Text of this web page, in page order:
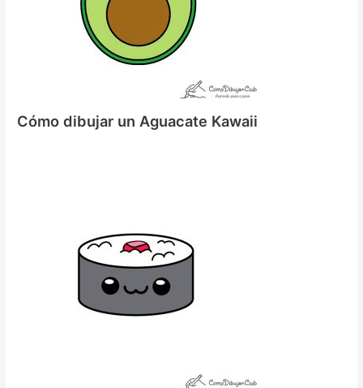
Cómo dibujar un Aguacate Kawaii